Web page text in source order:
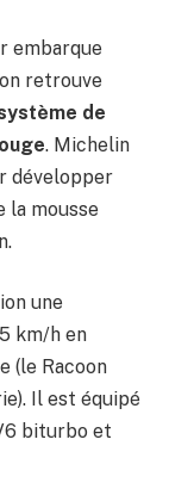
embarque
retrouve
de
. Michelin
développer
la mousse
une
km/h en
(le Racoon
Il est équipé
biturbo et